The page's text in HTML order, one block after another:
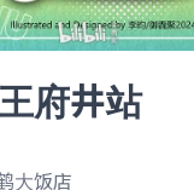
府井站
大饭店